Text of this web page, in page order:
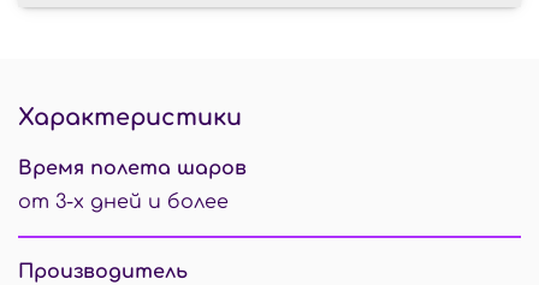
Характеристики
Время полета шаров
от 3-х дней и более
Производитель